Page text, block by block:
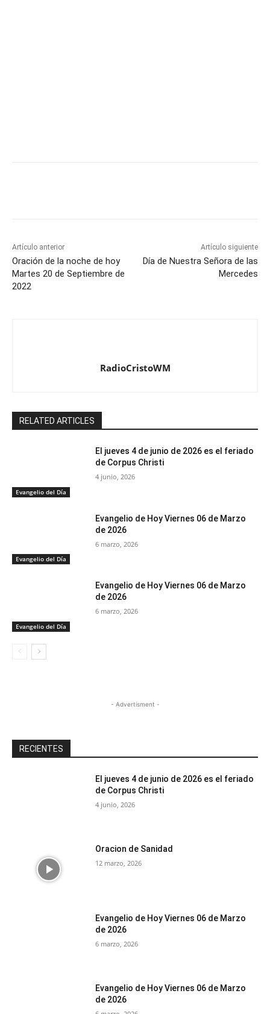
Artículo anterior
Oración de la noche de hoy
Martes 20 de Septiembre de
2022
Artículo siguiente
Día de Nuestra Señora de las
Mercedes
RadioCristoWM
RELATED ARTICLES
Evangelio del Día
El jueves 4 de junio de 2026 es el feriado
de Corpus Christi
4 junio, 2026
Evangelio del Día
Evangelio de Hoy Viernes 06 de Marzo
de 2026
6 marzo, 2026
Evangelio del Día
Evangelio de Hoy Viernes 06 de Marzo
de 2026
6 marzo, 2026
- Advertisment -
RECIENTES
El jueves 4 de junio de 2026 es el feriado
de Corpus Christi
4 junio, 2026
Oracion de Sanidad
12 marzo, 2026
Evangelio de Hoy Viernes 06 de Marzo
de 2026
6 marzo, 2026
Evangelio de Hoy Viernes 06 de Marzo
de 2026